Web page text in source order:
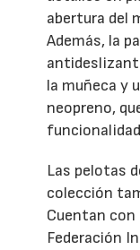
abertura del
Además, la
la muñeca y
neopreno,
Las pelotas
colección
Cuentan
Federación